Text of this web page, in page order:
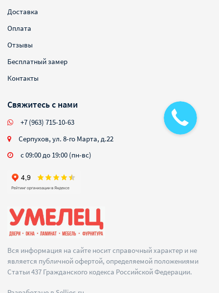
Вся информация на сайте носит справочный характер и не
является публичной офертой, определяемой положениями
Статьи 437 Гражданского кодекса Российской Федерации.
Доставка
Оплата
Отзывы
Бесплатный замер
Контакты
Свяжитесь с нами
+7 (963) 715-10-63
Серпухов, ул. 8-го Марта, д.22
с 09:00 до 19:00 (пн-вс)